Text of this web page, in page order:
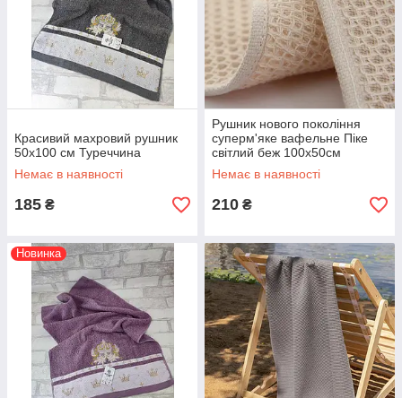
Красивий махровий рушник
50х100 см Туреччина
Немає в наявності
185 ₴
Рушник нового покоління
суперм'яке вафельне Піке
світлий беж 100х50см
Немає в наявності
210 ₴
Новинка